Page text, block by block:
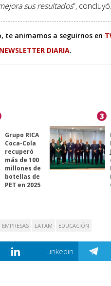
sus resultados”, concluyó.
animamos a seguirnos en
NEWSLETTER DIARIA.
Grupo RICA
Coca-Cola
recuperó
más de 100
millones de
botellas de
PET en 2025
3
EMPRESAS LATAM EDUCACIÓN
Linkedin